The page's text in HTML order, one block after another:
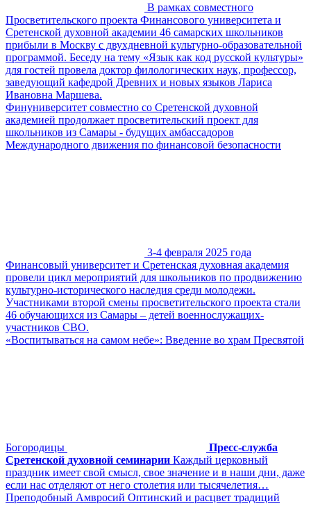
В рамках совместного
Просветительского проекта Финансового университета и
Сретенской духовной академии 46 самарских школьников
прибыли в Москву с двухдневной культурно-образовательной
программой. Беседу на тему «Язык как код русской культуры»
для гостей провела доктор филологических наук, профессор,
заведующий кафедрой Древних и новых языков Лариса
Ивановна Маршева.
Финуниверситет совместно со Сретенской духовной
академией продолжает просветительский проект для
школьников из Самары - будущих амбассадоров
Международного движения по финансовой безопасности
3-4 февраля 2025 года
Финансовый университет и Сретенская духовная академия
провели цикл мероприятий для школьников по продвижению
культурно-исторического наследия среди молодежи.
Участниками второй смены просветительского проекта стали
46 обучающихся из Самары – детей военнослужащих-
участников СВО.
«Воспитываться на самом небе»: Введение во храм Пресвятой
Богородицы
Пресс-служба
Сретенской духовной семинарии Каждый церковный
праздник имеет свой смысл, свое значение и в наши дни, даже
если нас отделяют от него столетия или тысячелетия…
Преподобный Амвросий Оптинский и расцвет традиций